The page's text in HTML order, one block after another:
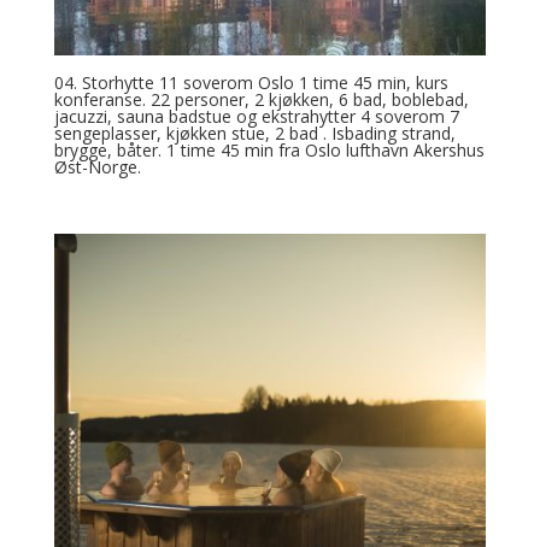
04. Storhytte 11 soverom Oslo 1 time 45 min, kurs
konferanse. 22 personer, 2 kjøkken, 6 bad, boblebad,
jacuzzi, sauna badstue og ekstrahytter 4 soverom 7
sengeplasser, kjøkken stue, 2 bad . Isbading strand,
brygge, båter. 1 time 45 min fra Oslo lufthavn Akershus
Øst-Norge.